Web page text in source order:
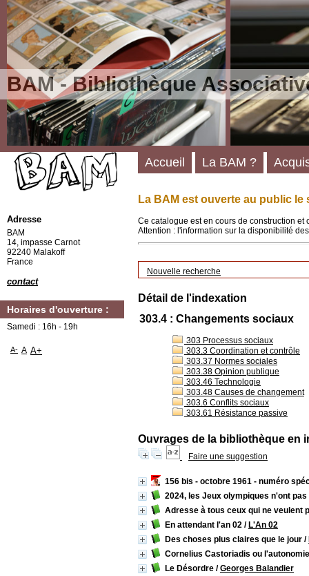
BAM - Bibliothèque
La BAM est ouverte au public le
Ce catalogue est en cours de construction
Attention : l'information sur la disponibilité
Nouvelle recherche
Détail de l'indexation
303.4 : Changements sociaux
303 Processus sociaux
303.3 Coordination et contrôle
303.37 Normes sociales
303.38 Opinion publique
303.46 Technologie
303.48 Causes de changement
303.6 Conflits sociaux
303.61 Résistance passive
Ouvrages de la bibliothèque en
Faire une suggestion
156 bis - octobre 1961 - numéro
2024, les Jeux olympiques n'ont pas
Adresse à tous ceux qui ne veulent
En attendant l'an 02 / L'An 02
Des choses plus claires que le jour /
Cornelius Castoriadis ou
Le Désordre /Georges Balandier
Accueil La BAM ?
Adresse
BAM
14, impasse Carnot
92240 Malakoff
France
contact
Horaires d'ouverture :
Samedi : 16h - 19h
A- A A+